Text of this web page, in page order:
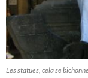
Les statues, cela se